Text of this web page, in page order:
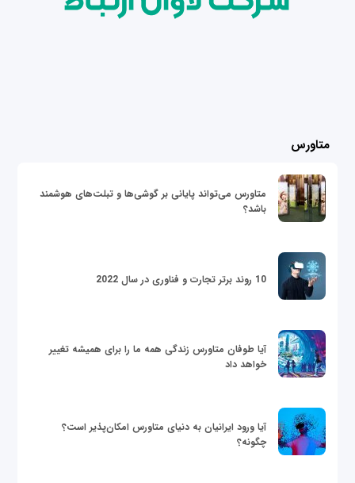
متاورس
متاورس می‌تواند پایانی بر گوشی‌ها و تبلت‌های هوشمند
باشد؟
10 روند برتر تجارت و فناوری در سال 2022
آیا طوفان متاورس زندگی همه ما را برای همیشه تغییر
خواهد داد
آیا ورود ایرانیان به دنیای متاورس امکان‌پذیر است؟
چگونه؟